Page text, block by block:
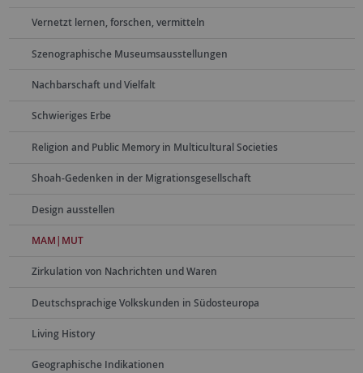
Vernetzt lernen, forschen, vermitteln
Szenographische Museumsausstellungen
Nachbarschaft und Vielfalt
Schwieriges Erbe
Religion and Public Memory in Multicultural Societies
Shoah-Gedenken in der Migrationsgesellschaft
Design ausstellen
MAM|MUT
Zirkulation von Nachrichten und Waren
Deutschsprachige Volkskunden in Südosteuropa
Living History
Geographische Indikationen